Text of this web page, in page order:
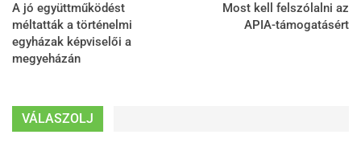
A jó együttműködést
méltatták a történelmi
egyházak képviselői a
megyeházán
Most kell felszólalni az
APIA-támogatásért
VÁLASZOLJ